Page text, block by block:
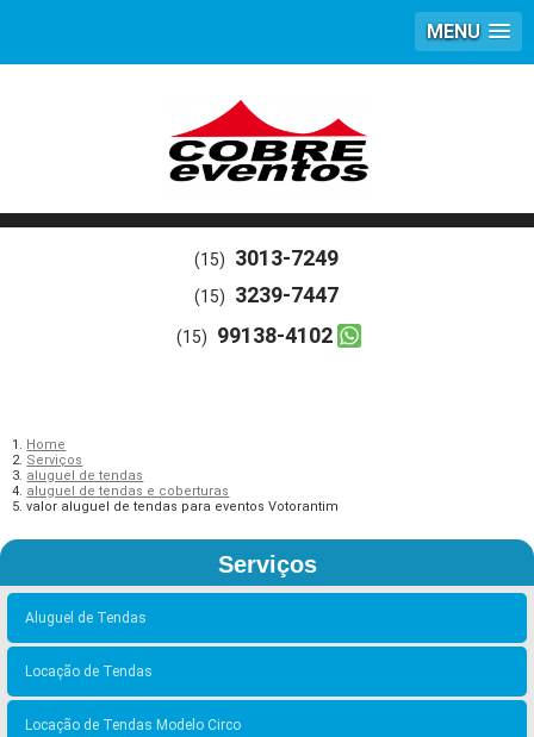
MENU
(15) 3013-7249
(15) 3239-7447
(15) 99138-4102
Home
Serviços
aluguel de tendas
aluguel de tendas e coberturas
valor aluguel de tendas para eventos Votorantim
Serviços
Aluguel de Tendas
Locação de Tendas
Locação de Tendas Modelo Circo